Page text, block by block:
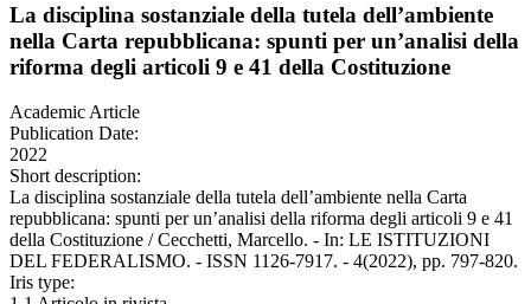
La disciplina sostanziale della tutela dell’ambiente
nella Carta repubblicana: spunti per un’analisi della
riforma degli articoli 9 e 41 della Costituzione
Academic Article
Publication Date:
2022
Short description:
La disciplina sostanziale della tutela dell’ambiente nella Carta
repubblicana: spunti per un’analisi della riforma degli articoli 9 e 41
della Costituzione / Cecchetti, Marcello. - In: LE ISTITUZIONI
DEL FEDERALISMO. - ISSN 1126-7917. - 4(2022), pp. 797-820.
Iris type: